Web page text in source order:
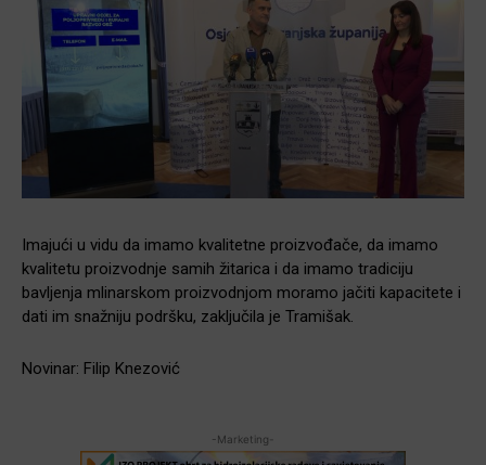
Imajući u vidu da imamo kvalitetne proizvođače, da imamo
kvalitetu proizvodnje samih žitarica i da imamo tradiciju
bavljenja mlinarskom proizvodnjom moramo jačiti kapacitete i
dati im snažniju podršku, zaključila je Tramišak.
Novinar: Filip Knezović
-Marketing-